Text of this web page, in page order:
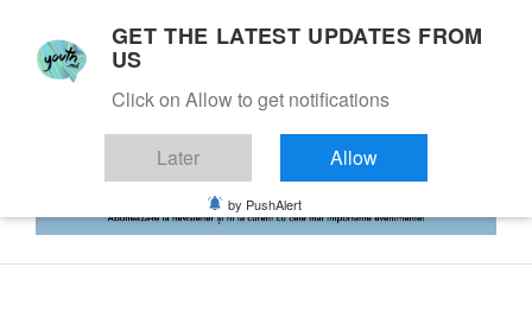
GET THE LATEST UPDATES FROM
US
Click on Allow to get notifications
Later Allow
by PushAlert